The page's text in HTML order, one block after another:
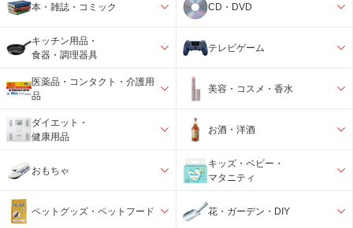
本・雑誌・コミック CD・DVD
キッチン用品・
食器・調理器具
テレビゲーム
医薬品・コンタクト・介護用
品
美容・コスメ・香水
ダイエット・
健康用品
お酒・洋酒
おもちゃ
キッズ・ベビー・
マタニティ
ペットグッズ・ペットフード 花・ガーデン・DIY